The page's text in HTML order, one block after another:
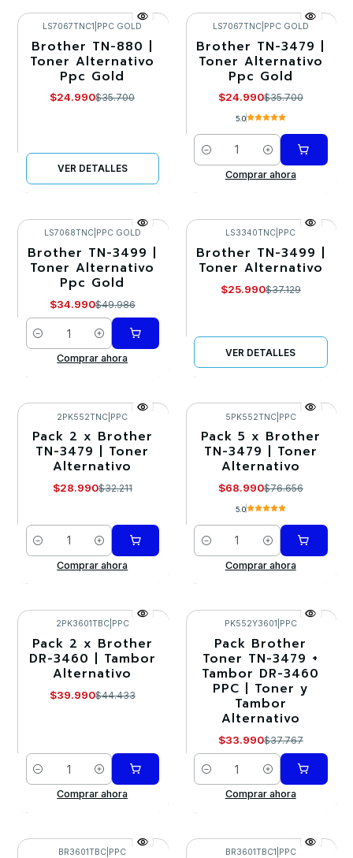
-30%
Agotado
LS7067TNC1 PPC GOLD
Brother TN-880 |
Toner Alternativo
Ppc Gold
$24.990$35.700
VER DETALLES
-30%
LS7067TNC| PPC GOLD
Brother TN-3479 |
Toner Alternativo
Ppc Gold
$24.990$35.700
5.0
Cantidad
Comprar ahora
-30%
LS7068TNC| PPC GOLD
Brother TN-3499 |
Toner Alternativo
Ppc Gold
$34.990$49.986
Cantidad
Comprar ahora
-30%
LS3340TNC PPC
Brother TN-3499 |
Toner Alternativo
$25.990$37.129
VER DETALLES
-10%
2PK552TNC PPC
Pack 2 x Brother
TN-3479 | Toner
Alternativo
$28.990$32.211
Cantidad
Comprar ahora
-10%
5PK552TNC| PPC
Pack 5 x Brother
TN-3479 | Toner
Alternativo
$68.990$76.656
5.0
Cantidad
Comprar ahora
-10%
2PK3601TBC| PPC
Pack 2 x Brother
DR-3460 | Tambor
Alternativo
$39.990$44.433
Cantidad
Comprar ahora
-10%
PK552Y3601 PPC
Pack Brother
Toner TN-3479 +
Tambor DR-3460
PPC | Toner y
Tambor
Alternativo
$33.990$37.767
Cantidad
Comprar ahora
BR3601TBC PPC BR3601TBC1 PPC